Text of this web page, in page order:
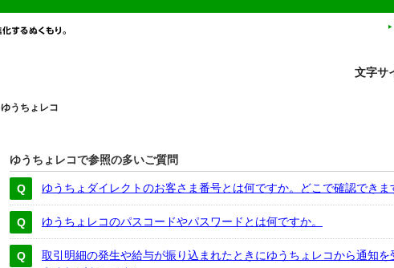
ゆうちょレコ
文字サ
ゆうちょレコで参照の多いご質問
ゆうちょダイレクトのお客さま番号とは何ですか。どこで確認できま
ゆうちょレコのパスコードやパスワードとは何ですか。
取引明細の発生や給与が振り込まれたときにゆうちょレコから通知